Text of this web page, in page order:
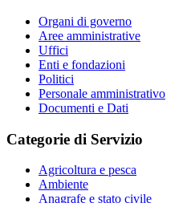
Organi di governo
Aree amministrative
Uffici
Enti e fondazioni
Politici
Personale amministrativo
Documenti e Dati
Categorie di Servizio
Agricoltura e pesca
Ambiente
Anagrafe e stato civile